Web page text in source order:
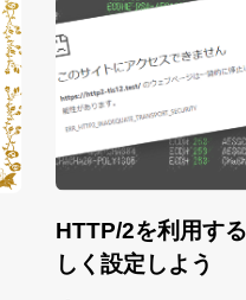
る際はCipher Suiteを正